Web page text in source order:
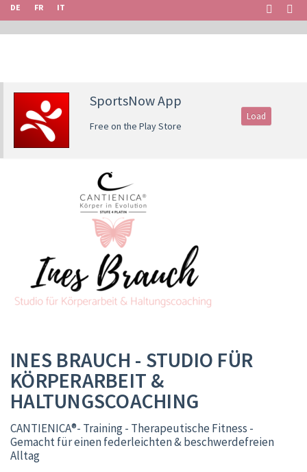
DE FR IT
SportsNow App
Free on the Play Store
Load
INES BRAUCH - STUDIO FÜR
KÖRPERARBEIT &
HALTUNGSCOACHING
CANTIENICA®️- Training - Therapeutische Fitness -
Gemacht für einen federleichten & beschwerdefreien
Alltag